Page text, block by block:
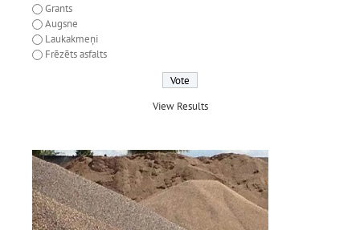
Grants
Augsne
Laukakmeņi
Frēzēts asfalts
View Results